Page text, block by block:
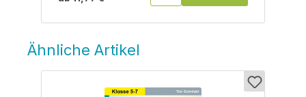
Ähnliche Artikel